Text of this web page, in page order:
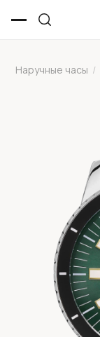
Наручные часы /